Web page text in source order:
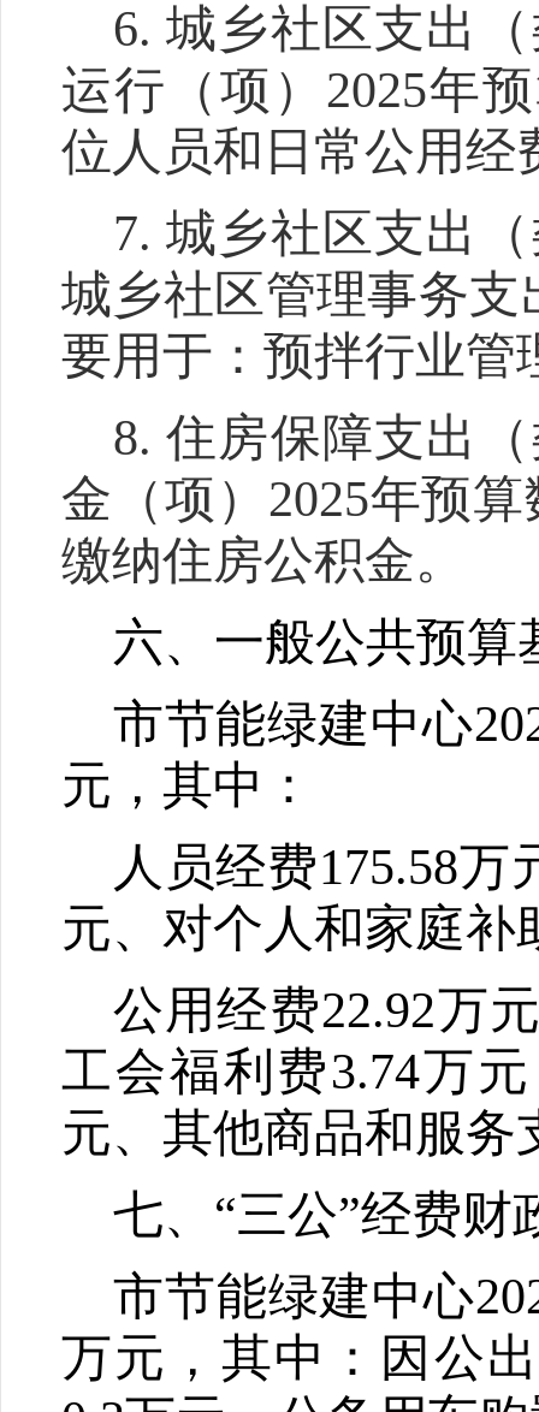
6. 城乡社区支出
运行（项） 2025年
位人员和日常公用经
7. 城乡社区支出
城乡社区管理事务支
要用于：预拌行业管
8. 住房保障支出
金（项） 2025年预算
缴纳住房公积金。
六、一般公共预算
市节能绿建中心
元，其中：
人员经费175.58万
元、 对个人和家庭补
公用经费22.92万
工会福利费3.74万
元、其他商品和服务
七、“三公”经费财
市节能绿建中心
万元，其中：因公